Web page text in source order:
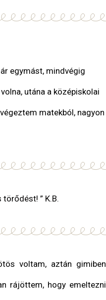
egymást, mindvégig
utána a középiskolai
matekból, nagyon
” K.B.
voltam, aztán gimiben
rájöttem, hogy emeltezni